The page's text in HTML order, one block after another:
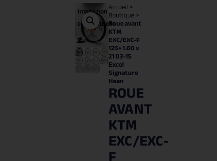
Image non
contractuelle
Accueil>
Boutique>
Roue avant
KTM
EXC/EXC-F
125+ 1.60 x
21 03-15
Excel
Signature
Haan
ROUE
AVANT
KTM
EXC/EXC-